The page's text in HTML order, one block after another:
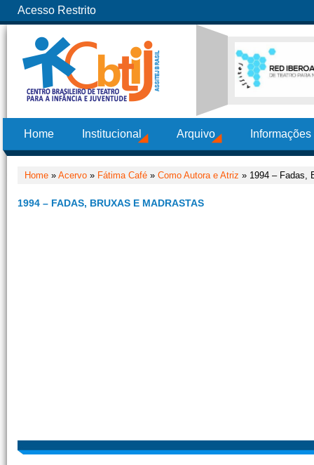
Acesso Restrito
Home Institucional Arquivo
Home » Acervo » Fátima Café » Como Autora e Atriz » 1994 – Fadas,
1994 – FADAS, BRUXAS E MADRASTAS